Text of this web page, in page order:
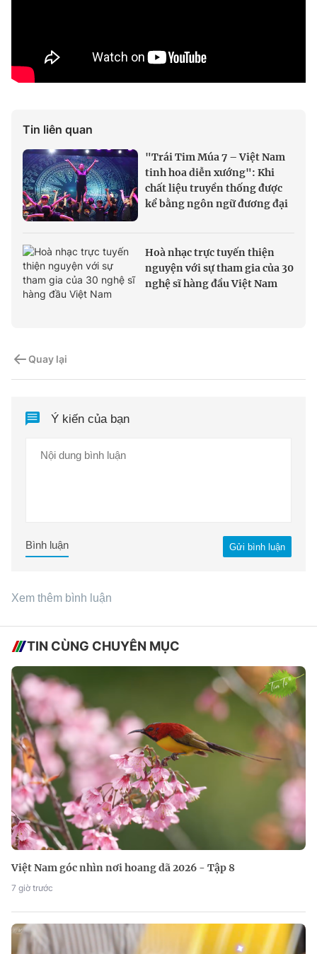
Tin liên quan
"Trái Tim Múa 7 – Việt Nam
tinh hoa diễn xướng": Khi
chất liệu truyền thống được
kể bằng ngôn ngữ đương đại
Hoà nhạc trực tuyến thiện
nguyện với sự tham gia của 30
nghệ sĩ hàng đầu Việt Nam
Quay lại
Ý kiến của bạn
Gửi bình luận
Bình luận
Xem thêm bình luận
TIN CÙNG CHUYÊN MỤC
Việt Nam góc nhìn nơi hoang dã 2026 - Tập 8
7 giờ trước